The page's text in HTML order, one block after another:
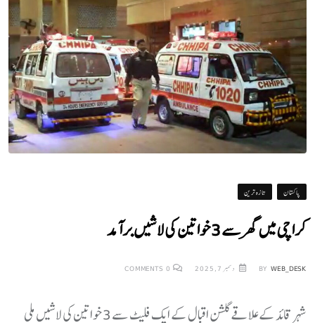
پاکستان تازہ ترین
کراچی میں گھر سے 3 خواتین کی لاشیں برآمد
BY WEB_DESK دسمبر 7, 2025 0
COMMENTS
شہر قائد کے علاقے گلشن اقبال کے ایک فلیٹ سے 3 خواتین کی لاشیں ملی